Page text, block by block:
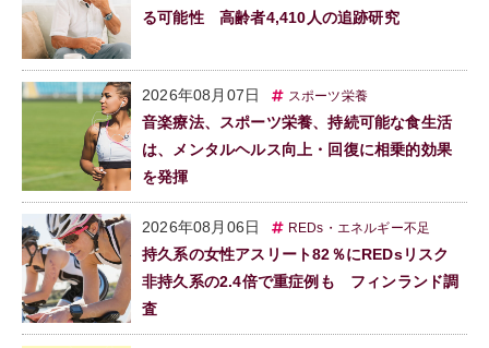
る可能性 高齢者4,410人の追跡研究
2026年08月07日 スポーツ栄養
音楽療法、スポーツ栄養、持続可能な食生活
は、メンタルヘルス向上・回復に相乗的効果
を発揮
2026年08月06日 REDs・エネルギー不足
持久系の女性アスリート82％にREDsリスク
非持久系の2.4倍で重症例も フィンランド調
査